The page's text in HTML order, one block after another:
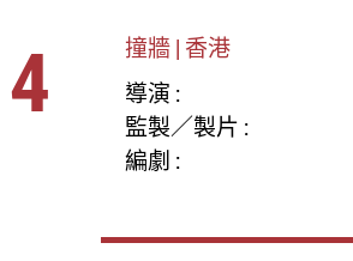
4
撞牆 | 香港
導演 :
監製／製片 :
編劇 :